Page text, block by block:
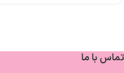
تماس با ما